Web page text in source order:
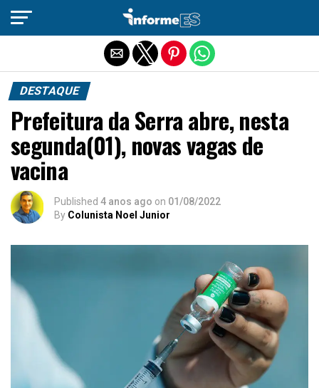
DESTAQUE
Prefeitura da Serra abre, nesta
segunda(01), novas vagas de
vacina
Published 4 anos ago on 01/08/2022
By Colunista Noel Junior
Sair da versão mobile